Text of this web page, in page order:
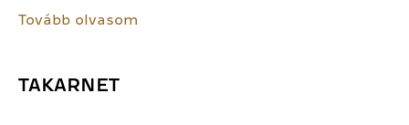
Tovább olvasom
TAKARNET